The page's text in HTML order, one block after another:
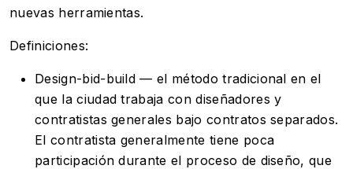
nuevas herramientas.
Definiciones:
Design-bid-build — el método tradicional en el
que la ciudad trabaja con diseñadores y
contratistas generales bajo contratos separados.
El contratista generalmente tiene poca
participación durante el proceso de diseño, que